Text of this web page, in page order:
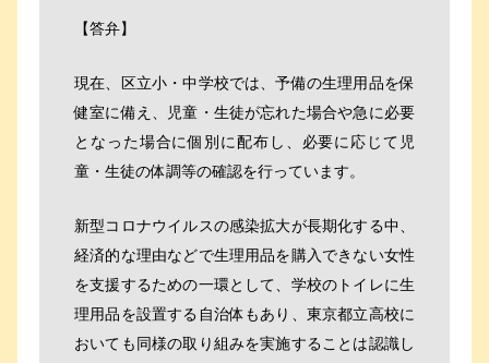
【答弁】
現在、区立小・中学校では、予備の生理用品を保
健室に備え、児童・生徒が忘れた場合や急に必要
となった場合に個別に配布し、必要に応じて児
童・生徒の体調等の確認を行っています。
新型コロナウイルスの感染拡大が長期化する中、
経済的な理由などで生理用品を購入できない女性
を支援するための一環として、学校のトイレに生
理用品を設置する自治体もあり、東京都立高校に
おいても同様の取り組みを実施することは認識し